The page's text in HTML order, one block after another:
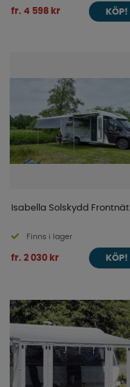
fr. 4 598 kr KÖP!
Isabella Solskydd Frontnät
Finns i lager
fr. 2 030 kr KÖP!